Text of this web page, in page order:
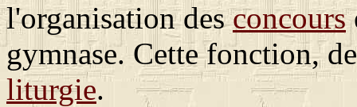
l'organisation desconcours
gymnase. Cette fonction,
liturgie.